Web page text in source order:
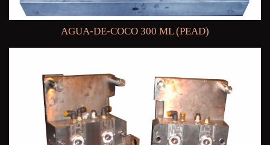
AGUA-DE-COCO 300 ML (PEAD)